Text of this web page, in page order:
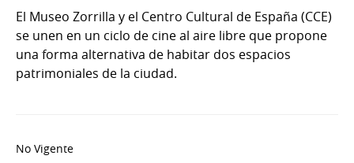
El Museo Zorrilla y el Centro Cultural de España (CCE)
se unen en un ciclo de cine al aire libre que propone
una forma alternativa de habitar dos espacios
patrimoniales de la ciudad.
No Vigente